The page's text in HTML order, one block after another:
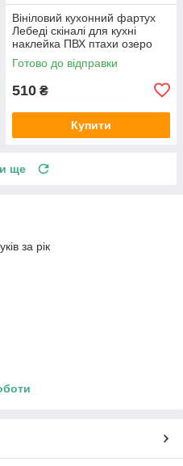
Вініловий кухонний фартух
Лебеді скіналі для кухні
наклейка ПВХ птахи озеро
світанок Бежевий 600х2000
мм
Готово до відправки
510 ₴
Купити
ще
за рік